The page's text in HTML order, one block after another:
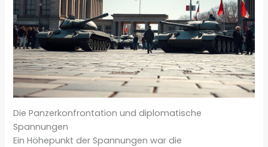
Die Panzerkonfrontation und diplomatische
Spannungen
Ein Höhepunkt der Spannungen war die